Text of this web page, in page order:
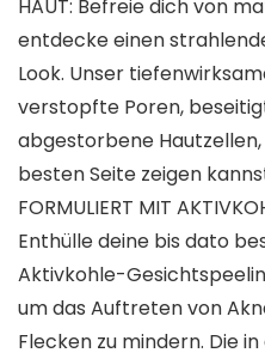
HAUT: Befreie dich von
entdecke einen
Look. Unser
verstopfte Poren,
abgestorbene
besten Seite zeigen
FORMULIERT MIT
Enthülle deine bis dato
Aktivkohle-
um das Auftreten von
Flecken zu mindern. Die